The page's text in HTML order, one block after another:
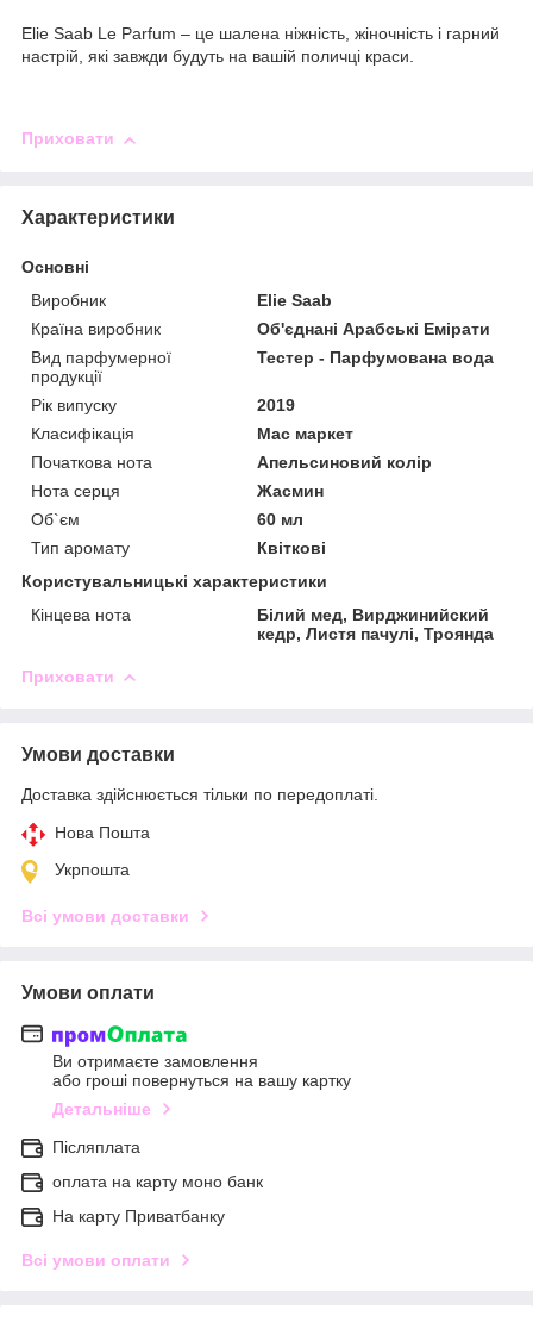
Elie Saab Le Parfum – це шалена ніжність, жіночність і гарний
настрій, які завжди будуть на вашій поличці краси.
Приховати
Характеристики
Основні
Виробник
Elie Saab
Країна виробник
Об'єднані Арабські Емірати
Вид парфумерної
продукції
Тестер - Парфумована вода
Рік випуску
2019
Класифікація
Мас маркет
Початкова нота
Апельсиновий колір
Нота серця
Жасмин
Об`єм
60 мл
Тип аромату
Квіткові
Користувальницькі характеристики
Кінцева нота
Білий мед, Вирджинийский
кедр, Листя пачулі, Троянда
Приховати
Умови доставки
Доставка здійснюється тільки по передоплаті.
Нова Пошта
Укрпошта
Всі умови доставки
Умови оплати
Ви отримаєте замовлення
або гроші повернуться на вашу картку
Детальніше
Післяплата
оплата на карту моно банк
На карту Приватбанку
Всі умови оплати